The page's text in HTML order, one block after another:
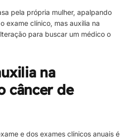
pela própria mulher, apalpando
exame clínico, mas auxilia na
para buscar um médico o
na
câncer de
e dos exames clínicos anuais é